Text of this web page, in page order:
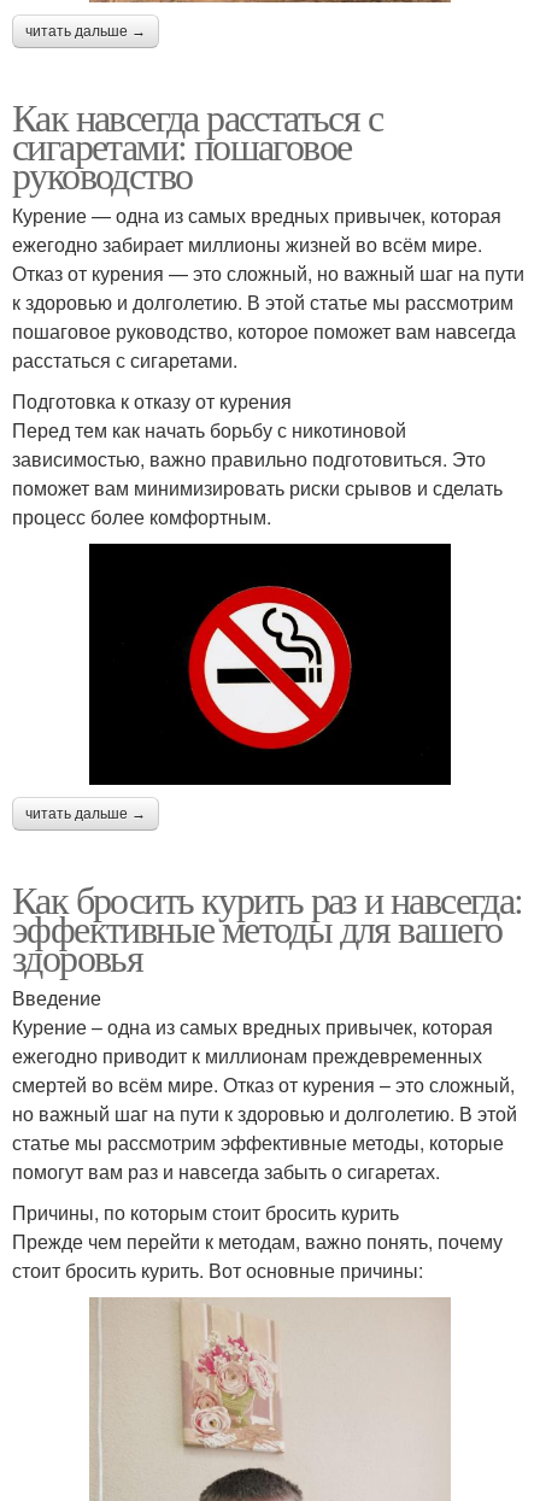
читать дальше →
Как навсегда расстаться с
сигаретами: пошаговое
руководство
Курение — одна из самых вредных привычек, которая
ежегодно забирает миллионы жизней во всём мире.
Отказ от курения — это сложный, но важный шаг на пути
к здоровью и долголетию. В этой статье мы рассмотрим
пошаговое руководство, которое поможет вам навсегда
расстаться с сигаретами.
Подготовка к отказу от курения
Перед тем как начать борьбу с никотиновой
зависимостью, важно правильно подготовиться. Это
поможет вам минимизировать риски срывов и сделать
процесс более комфортным.
читать дальше →
Как бросить курить раз и навсегда:
эффективные методы для вашего
здоровья
Введение
Курение – одна из самых вредных привычек, которая
ежегодно приводит к миллионам преждевременных
смертей во всём мире. Отказ от курения – это сложный,
но важный шаг на пути к здоровью и долголетию. В этой
статье мы рассмотрим эффективные методы, которые
помогут вам раз и навсегда забыть о сигаретах.
Причины, по которым стоит бросить курить
Прежде чем перейти к методам, важно понять, почему
стоит бросить курить. Вот основные причины: